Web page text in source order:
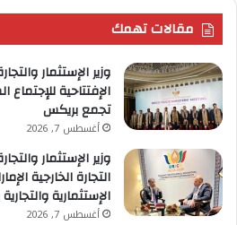
مقالات تهمك
وزير الإستثمار
الإفتتاحية
تجمع بريكس
أغسطس 7, 2026
وزير الإستثمار
التجارة الخارجية
الإستثمارية
أغسطس 7, 2026